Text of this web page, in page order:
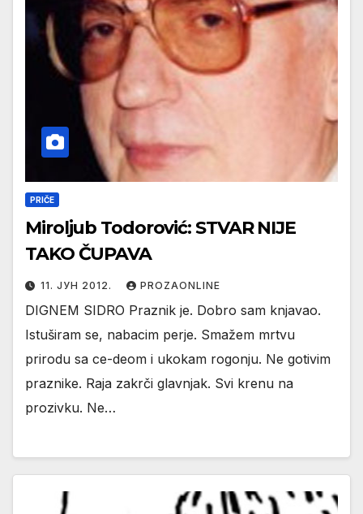
PRIČE
Miroljub Todorović: STVAR NIJE
TAKO ČUPAVA
11. ЈУН 2012. PROZAONLINE
DIGNEM SIDRO Praznik je. Dobro sam knjavao.
Istuširam se, nabacim perje. Smažem mrtvu
prirodu sa ce-deom i ukokam rogonju. Ne gotivim
praznike. Raja zakrči glavnjak. Svi krenu na
prozivku. Ne…